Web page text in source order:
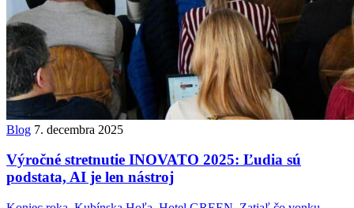
Blog 7. decembra 2025
Výročné stretnutie INOVATO 2025: Ľudia sú
podstata, AI je len nástroj